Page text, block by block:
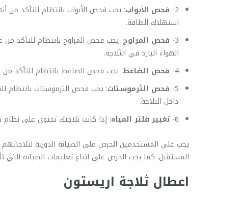
2- فحص الأبواب: يجب فحص الأبواب بانتظام للتأكد من
استهلاك الطاقة.
3- فحص المراوح: يجب فحص المراوح بانتظام للتأكد
الهواء البارد في الثلاجة.
4- فحص الضاغط: يجب فحص الضاغط بانتظام للتأكد
5- فحص الثرموستات: يجب فحص الثرموستات بانتظام
داخل الثلاجة.
6- تغيير فلتر المياه: إذا كانت ثلاجتك تحتوي على نظام
يجب على المستخدمين الحرص على الصيانة الدورية
المستقبل. كما يجب الحرص على اتباع تعليمات الصيانة التي
اعطال ثلاجة اريستون